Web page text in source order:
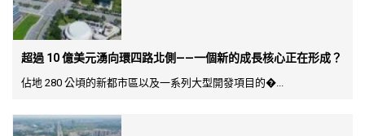
超過 10 億美元湧向環四路北側——一個新的成長核心正在形成？
佔地 280 公頃的新都市區以及一系列大型開發項目的�...